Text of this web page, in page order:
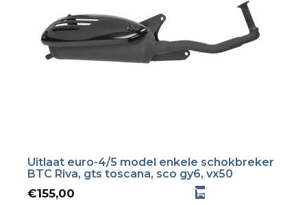
Uitlaat euro-4/5 model enkele schokbreker
BTC Riva, gts toscana, sco gy6, vx50
€155,00